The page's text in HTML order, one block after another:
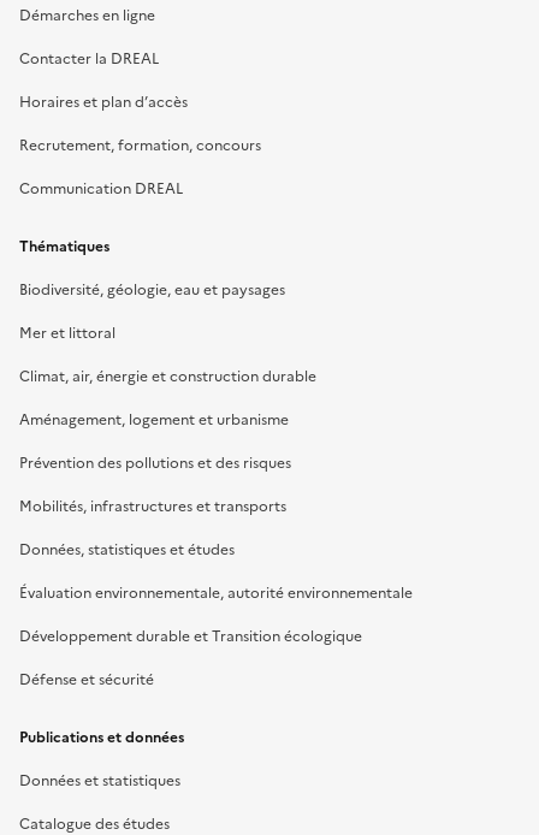
Démarches en ligne
Contacter la DREAL
Horaires et plan d’accès
Recrutement, formation, concours
Communication DREAL
Thématiques
Biodiversité, géologie, eau et paysages
Mer et littoral
Climat, air, énergie et construction durable
Aménagement, logement et urbanisme
Prévention des pollutions et des risques
Mobilités, infrastructures et transports
Données, statistiques et études
Évaluation environnementale, autorité environnementale
Développement durable et Transition écologique
Défense et sécurité
Publications et données
Données et statistiques
Catalogue des études